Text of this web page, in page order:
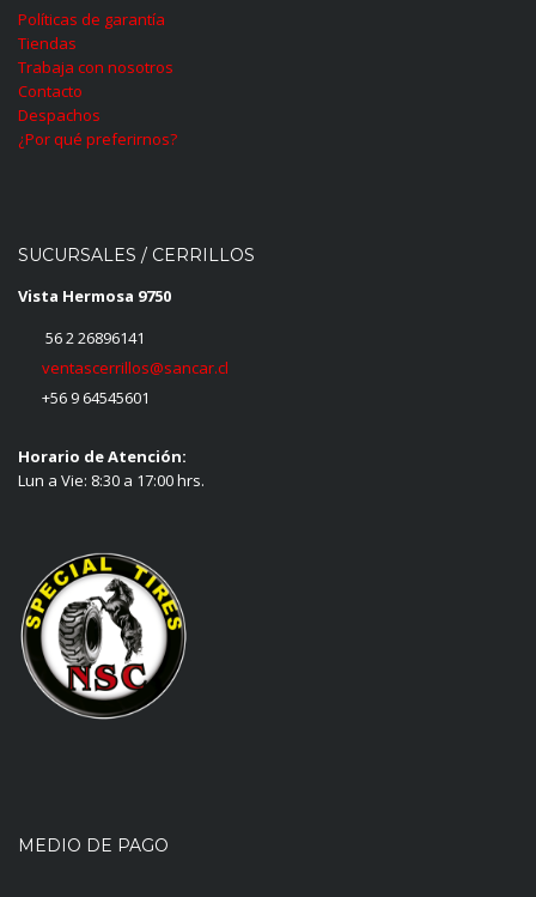
Políticas de garantía
Tiendas
Trabaja con nosotros
Contacto
Despachos
¿Por qué preferirnos?
SUCURSALES / CERRILLOS
Vista Hermosa 9750
56 2 26896141
ventascerrillos@sancar.cl
+56 9 64545601
Horario de Atención:
Lun a Vie: 8:30 a 17:00 hrs.
MEDIO DE PAGO